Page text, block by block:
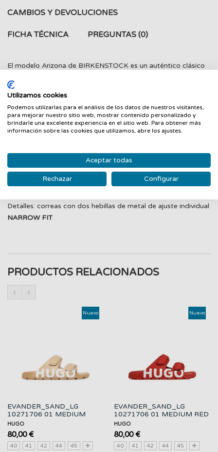
CAMBIOS Y DEVOLUCIONES
FICHA TÉCNICA PREGUNTAS (0)
El modelo Arizona de BIRKENSTOCK es un auténtico clásico
décadas. La sandalia con ajuste individual con las dos correas
está hecho de Birko-Flor®, que es respetuoso con la piel y
resistente, y se presenta aquí con un elegante aspecto de
Base de corcho y látex de forma anatómica
Material superior: Birko-Flor®
Plantilla: ante
Detalles: correas con dos hebillas de metal de ajuste individual
NARROW FIT
PRODUCTOS RELACIONADOS
‹ ›
Nuevo
EVANDER_SAND_LG
10271706 01 MEDIUM
BEIGE
HUGO
80,00 €
40 41 42 44 45
Nuevo
EVANDER_SAND_LG
10271706 01 MEDIUM RED
HUGO
80,00 €
40 41 42 44 45
Utilizamos cookies
Podemos utilizarlas para el análisis de los datos de nuestros visitantes,
para mejorar nuestro sitio web, mostrar contenido personalizado y
brindarle una excelente experiencia en el sitio web. Para obtener más
información sobre las cookies que utilizamos, abre los ajustes.
Aceptar todas
Rechazar Configurar